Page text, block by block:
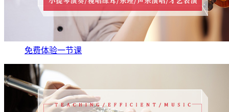
免费体验一节课